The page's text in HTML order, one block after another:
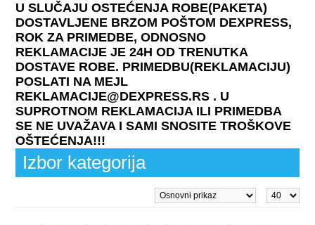
U SLUČAJU OSTEĆENJA ROBE(PAKETA)
DOSTAVLJENE BRZOM POŠTOM DEXPRESS,
ROK ZA PRIMEDBE, ODNOSNO
REKLAMACIJE JE 24H OD TRENUTKA
DOSTAVE ROBE. PRIMEDBU(REKLAMACIJU)
POSLATI NA MEJL
REKLAMACIJE@DEXPRESS.RS . U
SUPROTNOM REKLAMACIJA ILI PRIMEDBA
SE NE UVAŽAVA I SAMI SNOSITE TROŠKOVE
OŠTEĆENJA!!!
Izbor kategorija